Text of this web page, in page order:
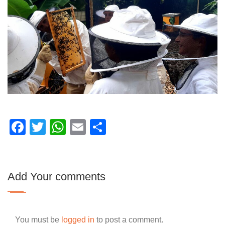
Facebook
TwitterWhatsApp
Email
Add Your comments
You must be logged in to post a comment.